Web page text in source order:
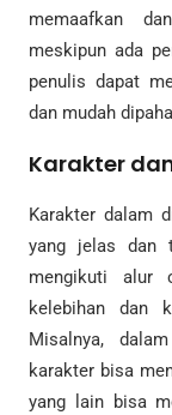
memaafkan
meskipun ada
penulis dapat
dan mudah
Karakter
Karakter dalam
yang jelas dan
mengikuti alur
kelebihan dan
Misalnya,
karakter bisa
yang lain bisa